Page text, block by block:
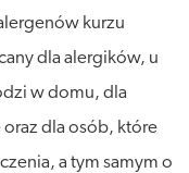
kurzu
dla alergików, u
w domu, dla
dla osób, które
a tym samym o